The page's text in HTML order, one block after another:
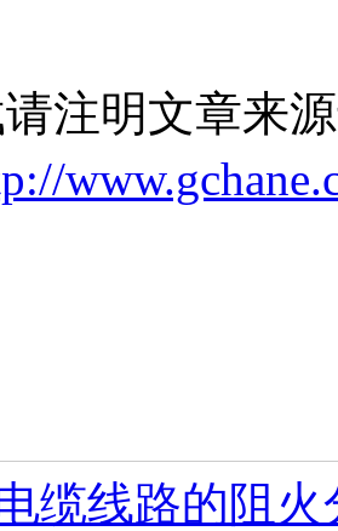
注明文章来
缆线路的阻